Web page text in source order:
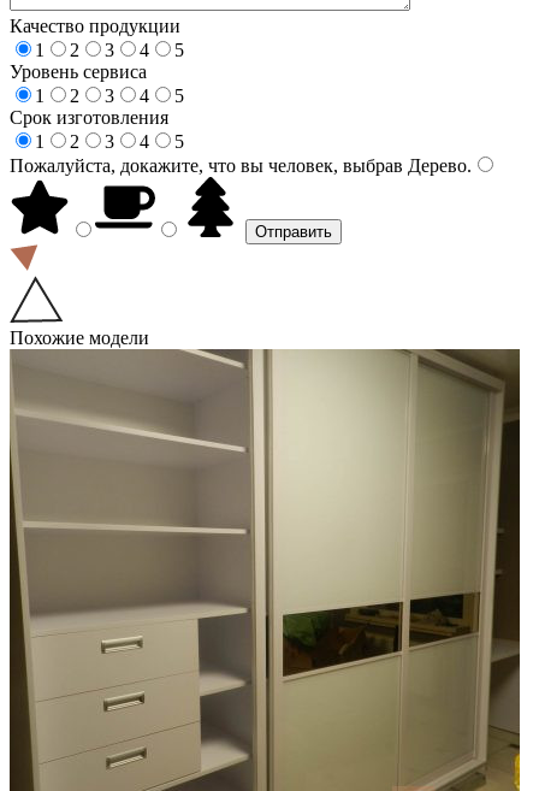
Качество продукции
1
2 3 4
5
Уровень сервиса
1
2 3 4
5
Срок изготовления
1
2 3 4
5
Пожалуйста, докажите, что вы человек, выбрав Дерево.
Похожие модели